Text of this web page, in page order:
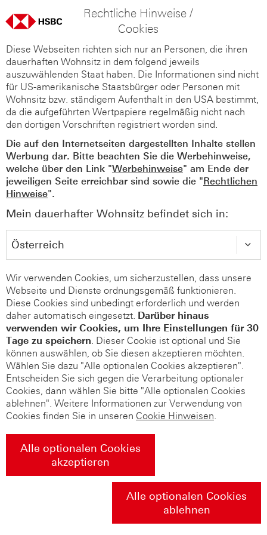
Rechtliche Hinweise /
Cookies
Diese Webseiten richten sich nur an Personen, die ihren
dauerhaften Wohnsitz in dem folgend jeweils
auszuwählenden Staat haben. Die Informationen sind nicht
für US-amerikanische Staatsbürger oder Personen mit
Wohnsitz bzw. ständigem Aufenthalt in den USA bestimmt,
da die aufgeführten Wertpapiere regelmäßig nicht nach
den dortigen Vorschriften registriert worden sind.
Die auf den Internetseiten dargestellten Inhalte stellen
Werbung dar. Bitte beachten Sie die Werbehinweise,
welche über den Link "Werbehinweise" am Ende der
jeweiligen Seite erreichbar sind sowie die "Rechtlichen
Hinweise".
Mein dauerhafter Wohnsitz befindet sich in:
Wir verwenden Cookies, um sicherzustellen, dass unsere
Webseite und Dienste ordnungsgemäß funktionieren.
Diese Cookies sind unbedingt erforderlich und werden
daher automatisch eingesetzt. Darüber hinaus
verwenden wir Cookies, um Ihre Einstellungen für 30
Tage zu speichern. Dieser Cookie ist optional und Sie
können auswählen, ob Sie diesen akzeptieren möchten.
Wählen Sie dazu "Alle optionalen Cookies akzeptieren".
Entscheiden Sie sich gegen die Verarbeitung optionaler
Cookies, dann wählen Sie bitte "Alle optionalen Cookies
ablehnen". Weitere Informationen zur Verwendung von
Cookies finden Sie in unseren Cookie Hinweisen.
Alle optionalen Cookies
akzeptieren
Alle optionalen Cookies
ablehnen